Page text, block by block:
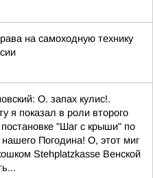
на самоходную технику
О. запах кулис!.
я показал в роли второго
"Шаг с крыши" по
Погодина! О, этот миг
Stehplatzkasse Венской